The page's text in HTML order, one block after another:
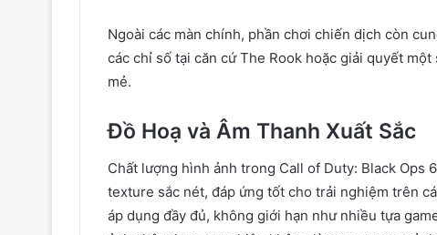
Ngoài các màn chính, phần chơi chiến dịch còn
các chỉ số tại căn cứ The Rook hoặc giải quyết
mẻ.
Đồ Hoạ và Âm Thanh Xuất Sắc
Chất lượng hình ảnh trong Call of Duty: Black Ops
texture sắc nét, đáp ứng tốt cho trải nghiệm trên
áp dụng đầy đủ, không giới hạn như nhiều tựa